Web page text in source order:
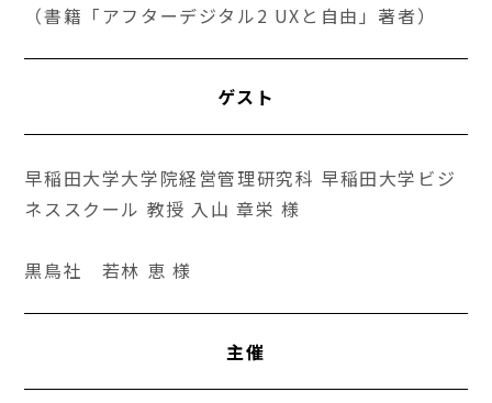
（書籍「アフターデジタル2 UXと自由」著者）
ゲスト
早稲田大学大学院経営管理研究科 早稲田大学ビジ
ネススクール 教授 入山 章栄 様
黒鳥社 若林 恵 様
主催